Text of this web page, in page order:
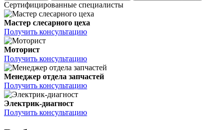
Сертифицированные специалисты
Мастер слесарного цеха
Получить консультацию
Моторист
Получить консультацию
Менеджер отдела запчастей
Получить консультацию
Электрик-диагност
Получить консультацию